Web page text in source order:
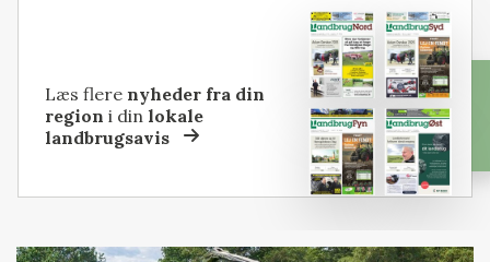
Læs flere nyheder fra din
region i dinlokale
landbrugsavis